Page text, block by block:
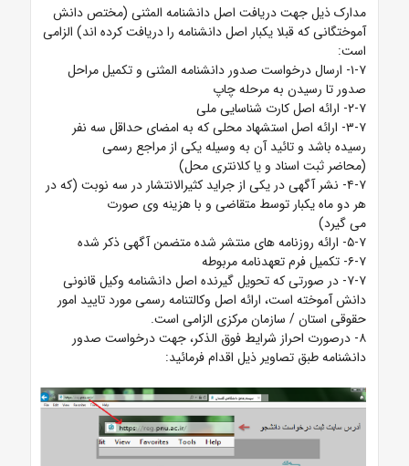
مدارک ذیل جهت دریافت اصل دانشنامه المثنی (مختص دانش
آموختگانی که قبلا یکبار اصل دانشنامه را دریافت کرده اند) الزامی
است:
۱-۷- ارسال درخواست صدور دانشنامه المثنی و تکمیل مراحل
صدور تا رسیدن به مرحله چاپ
۲-۷- ارائه اصل کارت شناسایی ملی
۳-۷- ارائه اصل استشهاد محلی که به امضای حداقل سه نفر
رسیده باشد و تائید آن به وسیله یکی از مراجع رسمی
(محاضر ثبت اسناد و یا کلانتری محل)
۴-۷- نشر آگهی در یکی از جراید کثیرالانتشار در سه نوبت (که در
هر دو ماه یکبار توسط متقاضی و با هزینه وی صورت
می گیرد)
۵-۷- ارائه روزنامه های منتشر شده متضمن آگهی ذکر شده
۶-۷- تکمیل فرم تعهدنامه مربوطه
۷-۷- در صورتی که تحویل گیرنده اصل دانشنامه وکیل قانونی
دانش آموخته است، ارائه اصل وکالتنامه رسمی مورد تایید امور
حقوقی استان / سازمان مرکزی الزامی است.
۸- درصورت احراز شرایط فوق الذکر، جهت درخواست صدور
دانشنامه طبق تصاویر ذیل اقدام فرمائید: